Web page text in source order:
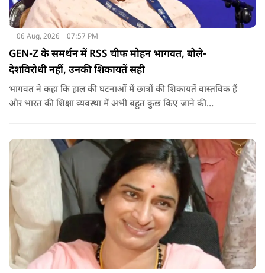
06 Aug, 2026 07:57 PM
GEN-Z के समर्थन में RSS चीफ मोहन भागवत, बोले-
देशविरोधी नहीं, उनकी शिकायतें सही
भागवत ने कहा कि हाल की घटनाओं में छात्रों की शिकायतें वास्तविक हैं
और भारत की शिक्षा व्यवस्था में अभी बहुत कुछ किए जाने की